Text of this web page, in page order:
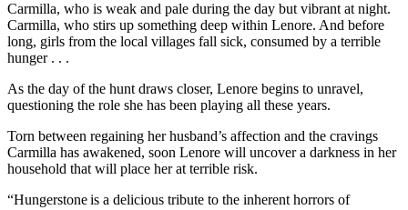
Carmilla, who is weak and pale during the day but vibrant at night.
Carmilla, who stirs up something deep within Lenore. And before
long, girls from the local villages fall sick, consumed by a terrible
hunger . . .
As the day of the hunt draws closer, Lenore begins to unravel,
questioning the role she has been playing all these years.
Torn between regaining her husband’s affection and the cravings
Carmilla has awakened, soon Lenore will uncover a darkness in her
household that will place her at terrible risk.
“Hungerstoneis a delicious tribute to the inherent horrors of